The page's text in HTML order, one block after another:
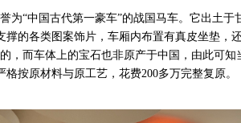
“中国古代第一豪车”的战国马车。它出土于
的各类图案饰片，车厢内布置有真皮坐垫，
，而车体上的宝石也非原产于中国，由此可
格按原材料与原工艺，花费200多万完整复原。